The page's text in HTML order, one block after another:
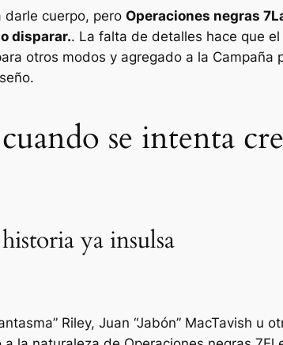
cuerpo, pero Operaciones negras 7
disparar.. La falta de detalles hace que
otros modos y agregado a la Campaña
se intenta
ya insulsa
Riley, Juan “Jabón” MacTavish u